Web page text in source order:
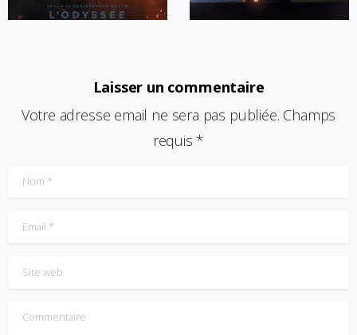
Laisser un commentaire
Votre adresse email ne sera pas publiée. Champs
requis *
Nom*
Email*
Site web
Commentaire